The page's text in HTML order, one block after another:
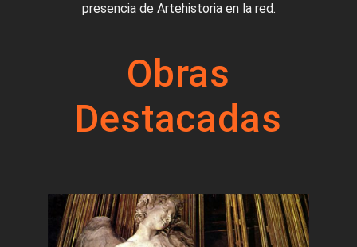
presencia de Artehistoria en la red.
Obras
Destacadas